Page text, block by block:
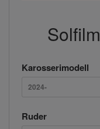
Karosserimodell
2024-
Ruder